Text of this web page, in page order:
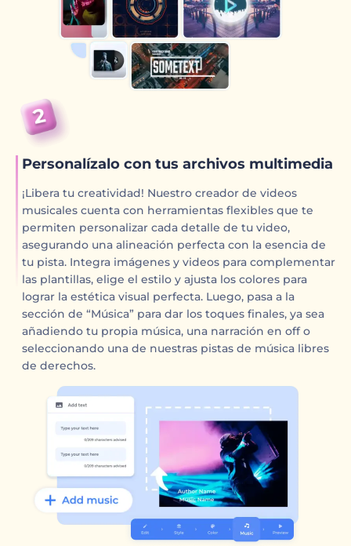
Personalízalo con tus archivos multimedia
¡Libera tu creatividad! Nuestro creador de videos
musicales cuenta con herramientas flexibles que te
permiten personalizar cada detalle de tu video,
asegurando una alineación perfecta con la esencia de
tu pista. Integra imágenes y videos para complementar
las plantillas, elige el estilo y ajusta los colores para
lograr la estética visual perfecta. Luego, pasa a la
sección de “Música” para dar los toques finales, ya sea
añadiendo tu propia música, una narración en off o
seleccionando una de nuestras pistas de música libres
de derechos.